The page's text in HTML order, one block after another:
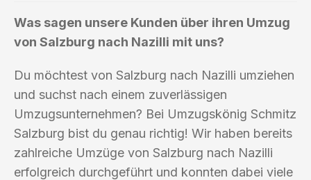
Was sagen unsere Kunden über ihren Umzug
von Salzburg nach Nazilli mit uns?
Du möchtest von Salzburg nach Nazilli umziehen
und suchst nach einem zuverlässigen
Umzugsunternehmen? Bei Umzugskönig Schmitz
Salzburg bist du genau richtig! Wir haben bereits
zahlreiche Umzüge von Salzburg nach Nazilli
erfolgreich durchgeführt und konnten dabei viele